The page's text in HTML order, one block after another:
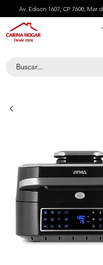
Av. Edison 1607, CP 7600, Mar